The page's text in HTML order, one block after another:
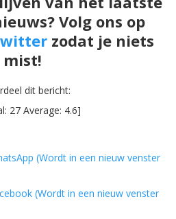
Volg ons op
zodat je niets
mist!
dit bericht:
27Average: 4.6]
(Wordt in een nieuw venster
(Wordt in een nieuw venster